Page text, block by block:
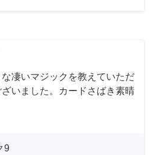
凄いマジックを教えていただ
いました。カードさばき素晴
9